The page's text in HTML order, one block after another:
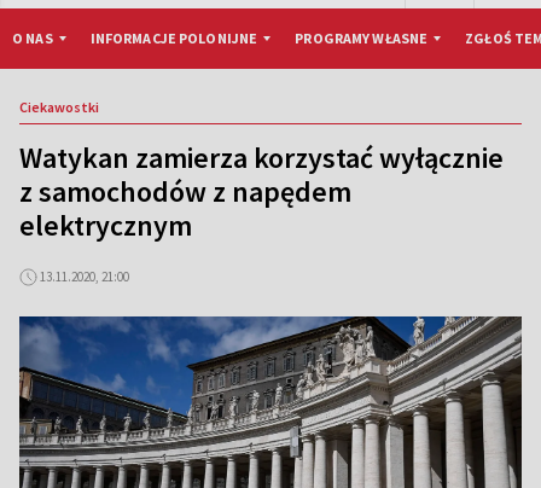
O NAS INFORMACJE POLONIJNE PROGRAMY WŁASNE ZGŁOŚ
Ciekawostki
Watykan zamierza korzystać wyłącznie
z samochodów z napędem
elektrycznym
13.11.2020, 21:00